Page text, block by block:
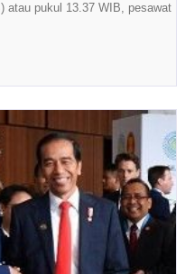
atau pukul 13.37 WIB, pesawat